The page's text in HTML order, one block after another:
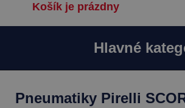
Košík je prázdny
Hlavné
Pneumatiky Pirelli